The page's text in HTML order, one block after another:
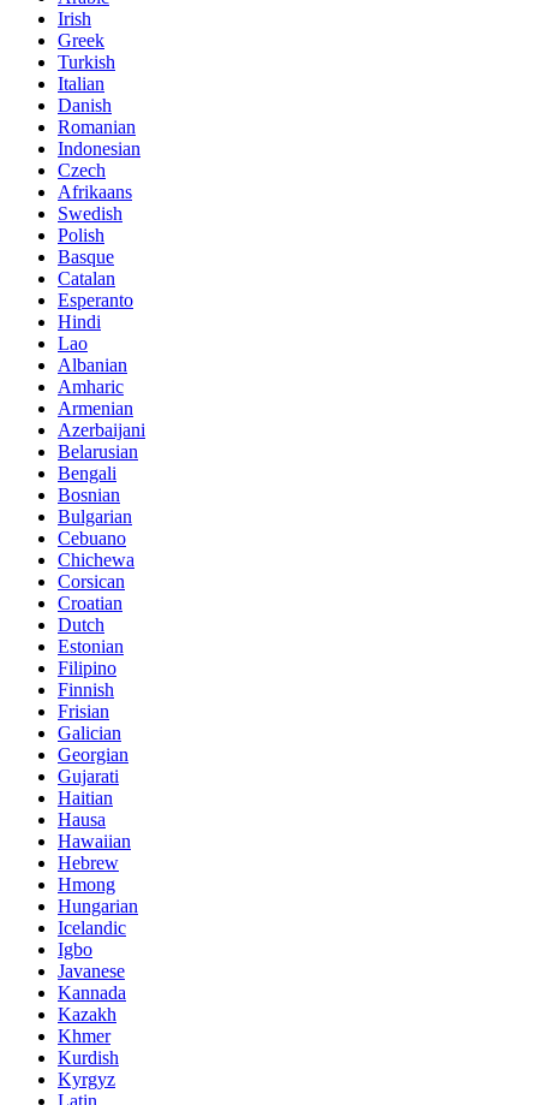
Irish
Greek
Turkish
Italian
Danish
Romanian
Indonesian
Czech
Afrikaans
Swedish
Polish
Basque
Catalan
Esperanto
Hindi
Lao
Albanian
Amharic
Armenian
Azerbaijani
Belarusian
Bengali
Bosnian
Bulgarian
Cebuano
Chichewa
Corsican
Croatian
Dutch
Estonian
Filipino
Finnish
Frisian
Galician
Georgian
Gujarati
Haitian
Hausa
Hawaiian
Hebrew
Hmong
Hungarian
Icelandic
Igbo
Javanese
Kannada
Kazakh
Khmer
Kurdish
Kyrgyz
Latin